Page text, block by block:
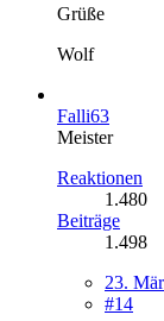
Grüße
Wolf
Falli63
Meister
Reaktionen
1.480
Beiträge
1.498
23.
#14